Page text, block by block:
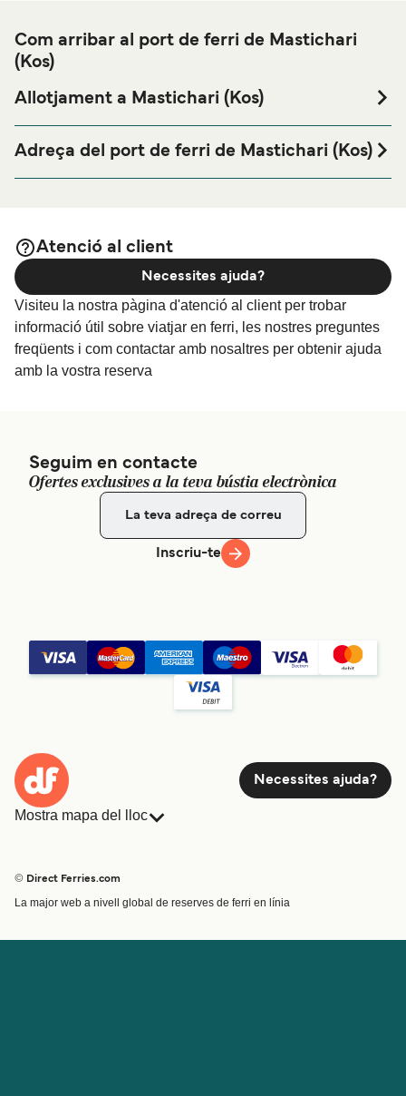
Com arribar al port de ferri de Mastichari
(Kos)
Allotjament a Mastichari (Kos)
prop del port de ferri de Mastichari (Kos) o busques
allotjament durant tota la teva estada, visita la nostra
Adreça del port de ferri de Mastichari (Kos)
Atenció al client
Visiteu la nostra pàgina d'atenció al client per trobar
informació útil sobre viatjar en ferri, les nostres preguntes
freqüents i com contactar amb nosaltres per obtenir ajuda
amb la vostra reserva
Necessites ajuda?
Seguim en contacte
Ofertes exclusives a la teva bústia electrònica
Inscriu-te
Necessites ajuda?
Mostra mapa del lloc
Països
© Direct Ferries.com
La major web a nivell global de reserves de ferri en línia